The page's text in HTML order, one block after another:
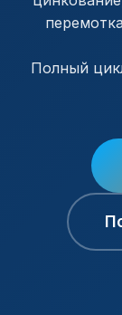
Полный